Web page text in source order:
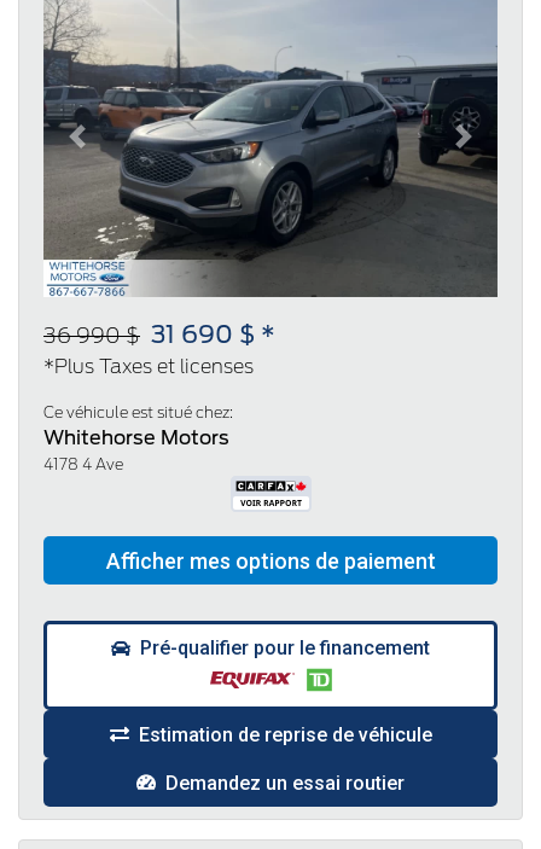
Previous Next
36 990 $ 31 690 $ *
*Plus Taxes et licenses
Ce véhicule est situé chez:
Whitehorse Motors
4178 4 Ave
Pré-qualifier pour le financement
Estimation de reprise de véhicule
Demandez un essai routier